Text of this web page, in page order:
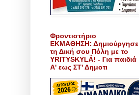
Φροντιστήριο
ΕΚΜΑΘΗΣΗ: Δημιούργησε
τη Δική σου Πόλη με το
YRITYSKYLÄ! - Για παιδιά
Α' εως ΣΤ' Δημοτι